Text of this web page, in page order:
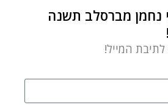
Medrash Gevoha and lives
wife and beautiful
נחמן מברסלב תשנה
המייל!